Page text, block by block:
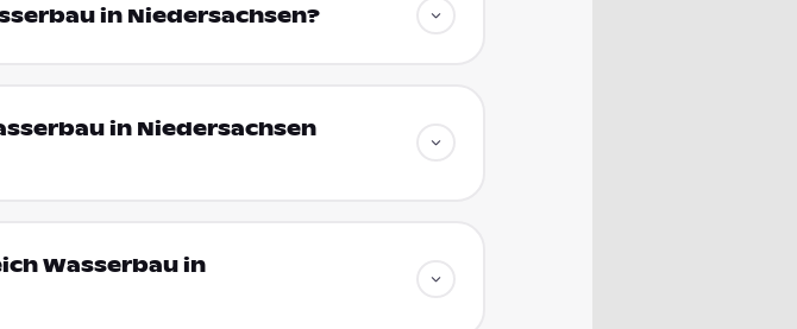
in Niedersachsen?
in Niedersachsen
Wasserbau in